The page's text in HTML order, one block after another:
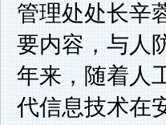
管理处处长辛
要内容，与人
年来，随着人
代信息技术在